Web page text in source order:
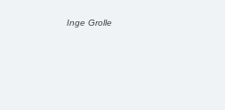
Inge Grolle